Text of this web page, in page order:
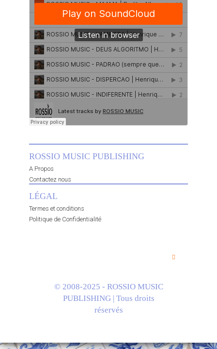
ROSSIO MUSIC PUBLISHING
A Propos
Contactez nous
LÉGAL
Termes et conditions
Politique de Confidentialité
© 2008-2025 - ROSSIO MUSIC
PUBLISHING | Tous droits
réservés